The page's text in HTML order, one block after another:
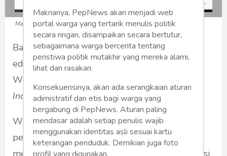
Majalah yang memuat tentang Westerling (Foto: dok pribadi)
Baru membaca majalah lama "The Reporter
edisi 28 Februari 1950 tentang Kapten
Westerling. Judul tulisannya "
Indonesia".
Westerling terkenal dalam sejarah yang kita
pelajari di sekolah sebagai komandan yang
memerintahkan pembantaian rakyat di Sulawesi
Maknanya, PepNews akan menjadi web
portal warga yang tertarik menulis politik
secara ringan, disampaikan secara bertutur,
sebagaimana warga bercerita tentang
peristiwa politik mutakhir yang mereka alami,
lihat dan rasakan.
Konsekuensinya, akan ada serangkaian aturan
adimistratif dan etis bagi warga yang
bergabung di PepNews. Aturan paling
mendasar adalah setiap penulis wajib
menggunakan identitas asli sesuai kartu
keterangan penduduk. Demikian juga foto